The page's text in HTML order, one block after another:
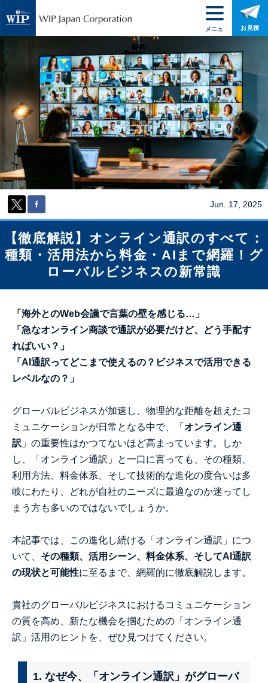
Jun. 17, 2025
【徹底解説】オンライン通訳のすべて：
種類・活用法から料金・AIまで網羅！グ
ローバルビジネスの新常識
「海外とのWeb会議で言葉の壁を感じる…」
「急なオンライン商談で通訳が必要だけど、どう手配す
ればいい？」
「AI通訳ってどこまで使えるの？ビジネスで活用できる
レベルなの？」
グローバルビジネスが加速し、物理的な距離を超えたコ
ミュニケーションが日常となる中で、「 オンライン通
訳 」の重要性はかつてないほど高まっています。しか
し、「オンライン通訳」と一口に言っても、その種類、
利用方法、料金体系、そして技術的な進化の度合いは多
岐にわたり、どれが自社のニーズに最適なのか迷ってし
まう方も多いのではないでしょうか。
本記事では、この進化し続ける「オンライン通訳」につ
いて、 その種類、活用シーン、料金体系、そしてAI通訳
の現状と可能性に至るまで、網羅的に徹底解説します。
貴社のグローバルビジネスにおけるコミュニケーション
の質を高め、新たな機会を掴むための「オンライン通
訳」活用のヒントを、ぜひ見つけてください。
1. なぜ今、「オンライン通訳」がグローバ
メニュ
ー
お見積